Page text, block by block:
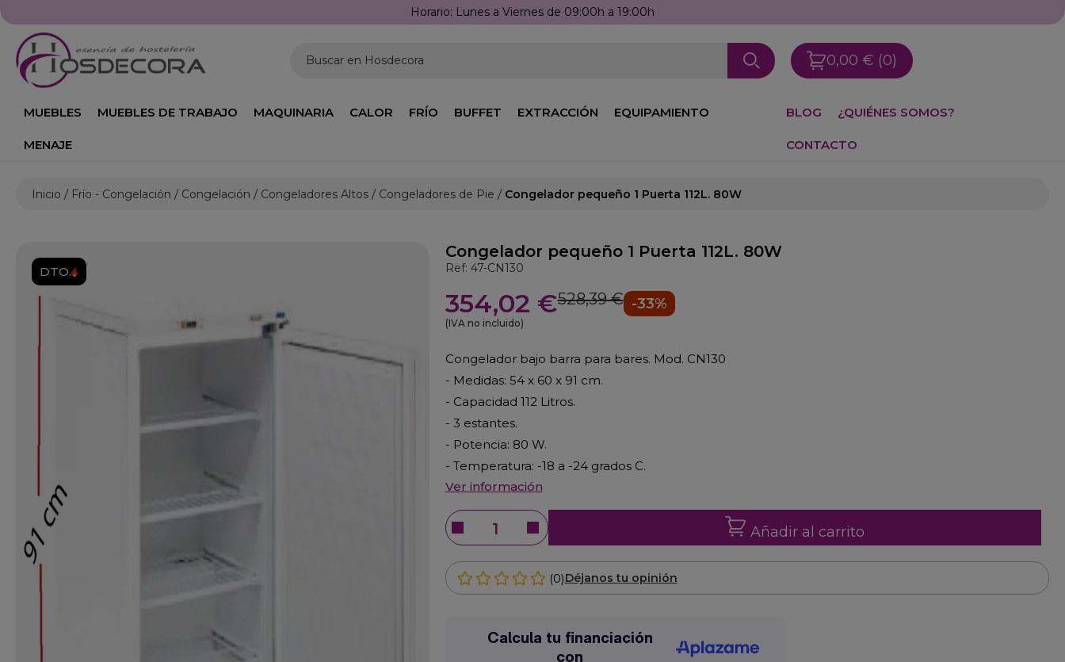
Horario: Lunes a Viernes de 09:00h a 19:00h
Buscar en Hosdecora 0,00 € (0)
MUEBLES MUEBLES DE TRABAJO MAQUINARIA CALOR FRÍO BUFFET EXTRACCIÓN EQUIPAMIENTO
MENAJE
BLOG ¿QUIÉNES SOMOS?
CONTACTO
Inicio Frío - Congelación Congelación Congeladores Altos Congeladores de Pie Congelador pequeño 1 Puerta 112L. 80W
DTO.
Congelador pequeño 1 Puerta 112L. 80W
Ref: 47-CN130
354,02 €528,39 € -33%
(IVA no incluido)
Congelador bajo barra para bares. Mod. CN130
- Medidas: 54 x 60 x 91 cm.
- Capacidad 112 Litros.
- 3 estantes.
- Potencia: 80 W.
- Temperatura: -18 a -24 grados C.
Ver información
Añadir al carrito
(0)Déjanos tu opinión